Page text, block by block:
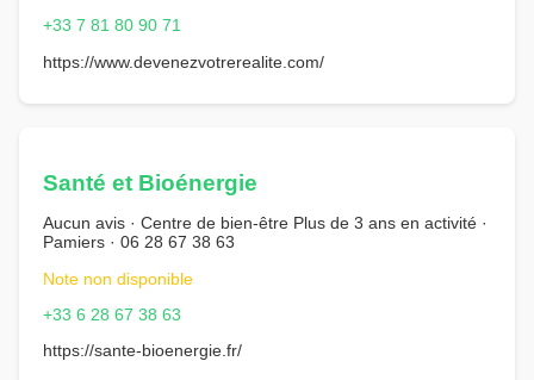
+33 7 81 80 90 71
https://www.devenezvotrerealite.com/
Santé et Bioénergie
Aucun avis · Centre de bien-être Plus de 3 ans en activité ·
Pamiers · 06 28 67 38 63
Note non disponible
+33 6 28 67 38 63
https://sante-bioenergie.fr/